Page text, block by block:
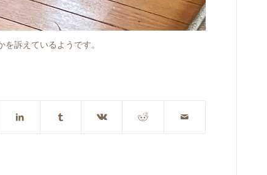
訴えているようです。